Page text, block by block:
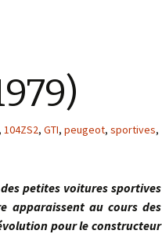
, 104ZS2, GTI, peugeot, sportives,
petites voitures sportives
apparaissent au cours des
pour le constructeur